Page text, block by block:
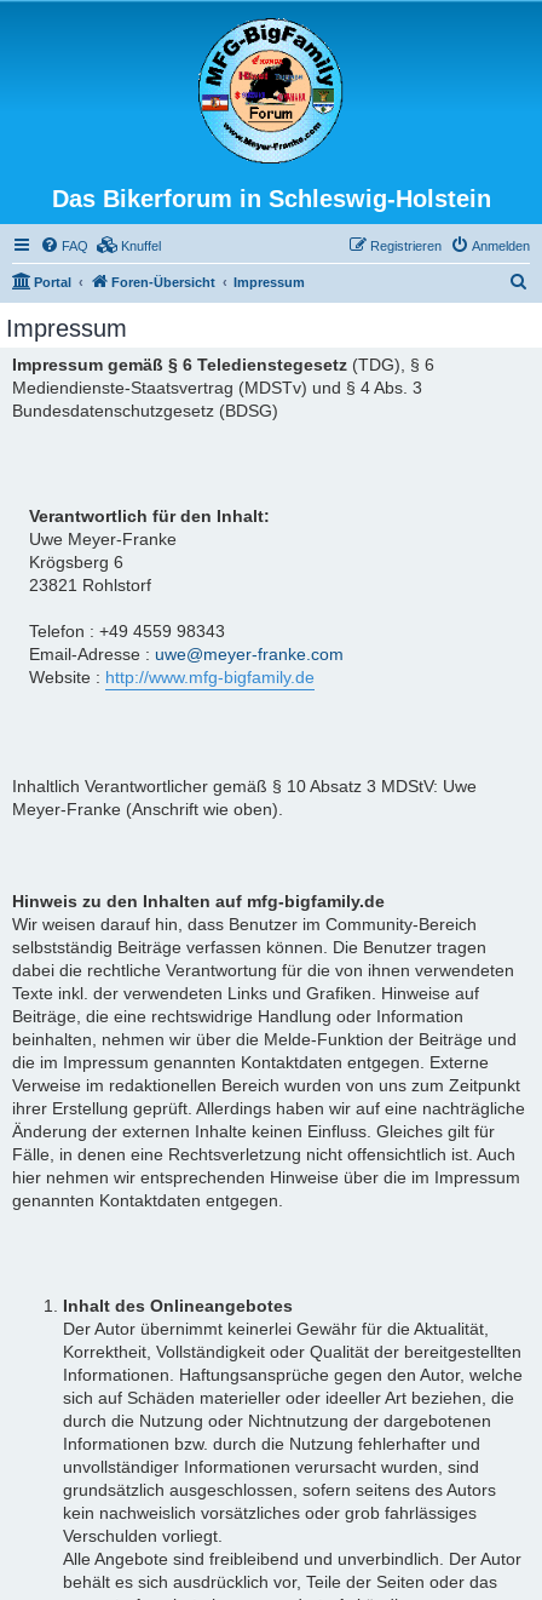
Das Bikerforum in Schleswig-Holstein
FAQ Knuffel Anmelden
Registrieren
Portal Foren-Übersicht Impressum
Impressum
Impressum gemäß § 6 Teledienstegesetz (TDG), § 6
Mediendienste-Staatsvertrag (MDSTv) und § 4 Abs. 3
Bundesdatenschutzgesetz (BDSG)
Verantwortlich für den Inhalt:
Uwe Meyer-Franke
Krögsberg 6
23821 Rohlstorf
Telefon : +49 4559 98343
Email-Adresse : uwe@meyer-franke.com
Website : http://www.mfg-bigfamily.de
Inhaltlich Verantwortlicher gemäß § 10 Absatz 3 MDStV: Uwe
Meyer-Franke (Anschrift wie oben).
Hinweis zu den Inhalten auf mfg-bigfamily.de
Wir weisen darauf hin, dass Benutzer im Community-Bereich
selbstständig Beiträge verfassen können. Die Benutzer tragen
dabei die rechtliche Verantwortung für die von ihnen verwendeten
Texte inkl. der verwendeten Links und Grafiken. Hinweise auf
Beiträge, die eine rechtswidrige Handlung oder Information
beinhalten, nehmen wir über die Melde-Funktion der Beiträge und
die im Impressum genannten Kontaktdaten entgegen. Externe
Verweise im redaktionellen Bereich wurden von uns zum Zeitpunkt
ihrer Erstellung geprüft. Allerdings haben wir auf eine nachträgliche
Änderung der externen Inhalte keinen Einfluss. Gleiches gilt für
Fälle, in denen eine Rechtsverletzung nicht offensichtlich ist. Auch
hier nehmen wir entsprechenden Hinweise über die im Impressum
genannten Kontaktdaten entgegen.
Inhalt des Onlineangebotes
Der Autor übernimmt keinerlei Gewähr für die Aktualität,
Korrektheit, Vollständigkeit oder Qualität der bereitgestellten
Informationen. Haftungsansprüche gegen den Autor, welche
sich auf Schäden materieller oder ideeller Art beziehen, die
durch die Nutzung oder Nichtnutzung der dargebotenen
Informationen bzw. durch die Nutzung fehlerhafter und
unvollständiger Informationen verursacht wurden, sind
grundsätzlich ausgeschlossen, sofern seitens des Autors
kein nachweislich vorsätzliches oder grob fahrlässiges
Verschulden vorliegt.
Alle Angebote sind freibleibend und unverbindlich. Der Autor
behält es sich ausdrücklich vor, Teile der Seiten oder das